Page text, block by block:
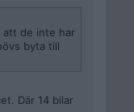
att de inte har
byta till
Där 14 bilar